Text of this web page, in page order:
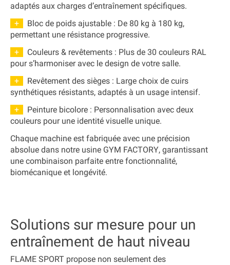
adaptés aux charges d’entraînement spécifiques.
+
Bloc de poids ajustable : De 80 kg à 180 kg,
permettant une résistance progressive.
+
Couleurs & revêtements : Plus de 30 couleurs RAL
pour s’harmoniser avec le design de votre salle.
+
Revêtement des sièges : Large choix de cuirs
synthétiques résistants, adaptés à un usage intensif.
+
Peinture bicolore : Personnalisation avec deux
couleurs pour une identité visuelle unique.
Chaque machine est fabriquée avec une précision
absolue dans notre usine GYM FACTORY, garantissant
une combinaison parfaite entre fonctionnalité,
biomécanique et longévité.
Solutions sur mesure pour un
entraînement de haut niveau
FLAME SPORT propose non seulement des